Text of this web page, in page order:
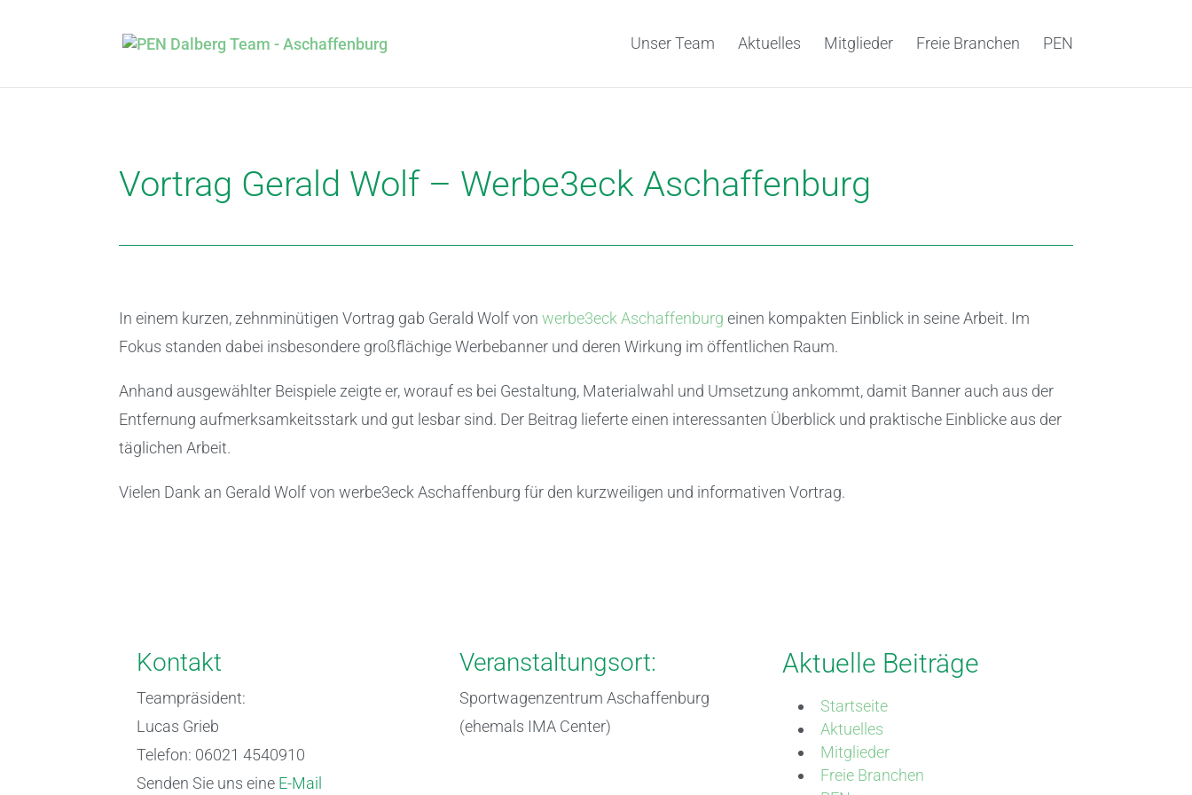
Unser Team Aktuelles Mitglieder Freie Branchen PEN
Vortrag Gerald Wolf – Werbe3eck Aschaffenburg
In einem kurzen, zehnminütigen Vortrag gab Gerald Wolf vonwerbe3eck Aschaffenburg einen kompakten Einblick in seine Arbeit. Im
Fokus standen dabei insbesondere großflächige Werbebanner und deren Wirkung im öffentlichen Raum.
Anhand ausgewählter Beispiele zeigte er, worauf es bei Gestaltung, Materialwahl und Umsetzung ankommt, damit Banner auch aus der
Entfernung aufmerksamkeitsstark und gut lesbar sind. Der Beitrag lieferte einen interessanten Überblick und praktische Einblicke aus der
täglichen Arbeit.
Vielen Dank an Gerald Wolf von werbe3eck Aschaffenburg für den kurzweiligen und informativen Vortrag.
Kontakt
Teampräsident:
Lucas Grieb
Telefon: 06021 4540910
Senden Sie uns eine E-Mail
Veranstaltungsort:
Sportwagenzentrum Aschaffenburg
(ehemals IMA Center)
Aktuelle Beiträge
Startseite
Aktuelles
Mitglieder
Freie Branchen